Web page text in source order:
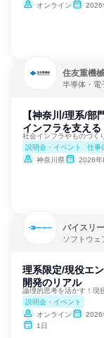
オンライン
2026
住友重機
半導体・電
【神奈川/理系/部
インフラを支える
社会インフラやものづく
説明会・イベント
仕事
神奈川県
2026年
バイスリ
ソフトウェ
理系限定/現役エ
開発のリアル
論理的思考を活かす！現
説明会・イベント
オンライン
2026
1日